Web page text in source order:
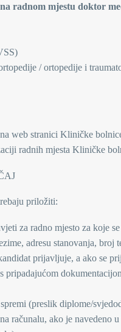
radnom mjestu doktor
/ ortopedije i
web stranici Kliničke
radnih mjesta Kliničke
priložiti:
za radno mjesto za koje
adresu stanovanja,
prijavljuje, a ako se
pripadajućom
(preslik diplome/
računalu, ako je